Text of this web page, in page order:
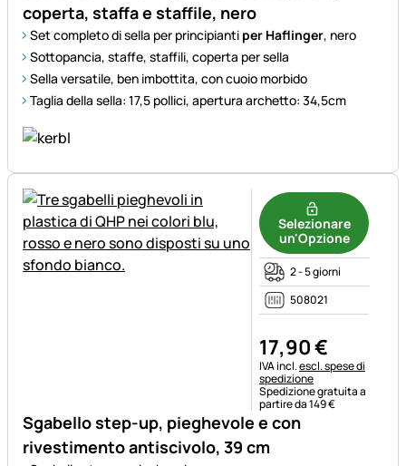
coperta, staffa e staffile, nero
Set completo di sella per principianti per Haflinger, nero
Sottopancia, staffe, staffili, coperta per sella
Sella versatile, ben imbottita, con cuoio morbido
Taglia della sella: 17,5 pollici, apertura archetto: 34,5cm
Sgabello step-up, pieghevole e con
rivestimento antiscivolo, 39 cm
Selezionare
un'Opzione
2 - 5 giorni
508021
17,90€
Informazioni fiscali:
IVA incl.escl. spese di
spedizione
Spedizione gratuita a
partire da 149 €